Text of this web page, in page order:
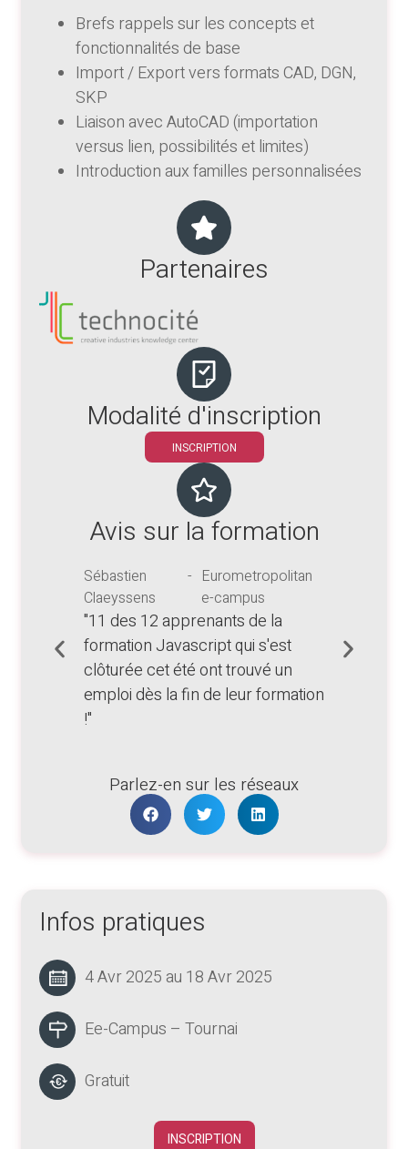
Brefs rappels sur les concepts et
fonctionnalités de base
Import / Export vers formats CAD, DGN,
SKP
Liaison avec AutoCAD (importation
versus lien, possibilités et limites)
Introduction aux familles personnalisées
Partenaires
Modalité d'inscription
INSCRIPTION
Avis sur la formation
"11 des 12 apprenants de la
formation Javascript qui s'est
clôturée cet été ont trouvé un
emploi dès la fin de leur formation
!"
Sébastien
Claeyssens
Eurometropolitan
e-campus
Parlez-en sur les réseaux
Infos pratiques
4 Avr 2025 au 18 Avr 2025
Ee-Campus – Tournai
Gratuit
INSCRIPTION